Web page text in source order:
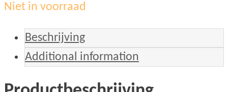
Niet in voorraad
Beschrijving
Additional information